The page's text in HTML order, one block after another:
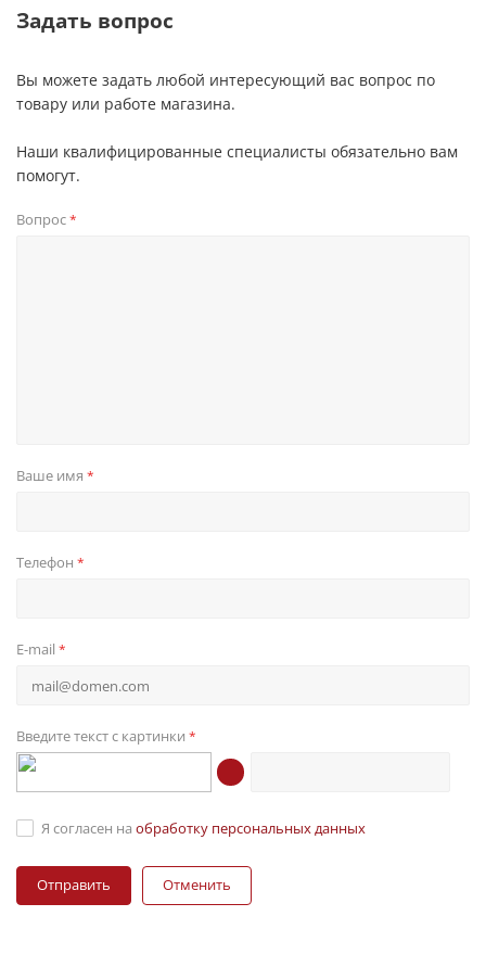
Задать вопрос
Вы можете задать любой интересующий вас вопрос по
товару или работе магазина.
Наши квалифицированные специалисты обязательно вам
помогут.
Вопрос*
Ваше имя *
Телефон *
E-mail *
Введите текст с картинки *
Я согласен на обработку персональных данных
Отменить